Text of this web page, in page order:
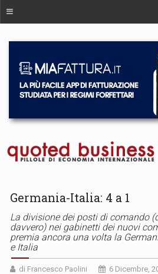
Germania-Italia: 4 a 1
La divisione dei posti di comando
davvero) nei gabinetti dei nuovi
premia ancora una volta la
e Italia
di Francesco Paolini 6 Dicembre,